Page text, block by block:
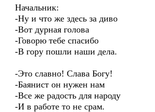
Начальник:
-Ну и что же здесь за диво
-Вот дурная голова
-Говорю тебе спасибо
-В гору пошли наши дела.
-Это славно! Слава Богу!
-Баянист он нужен нам
-Все же радость для народу
-И в работе то не срам.